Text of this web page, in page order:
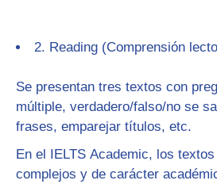
2. Reading (Comprensión
Se presentan tres textos con
múltiple, verdadero/falso/no se
frases, emparejar títulos, etc.
En el IELTS Academic, los
complejos y de carácter